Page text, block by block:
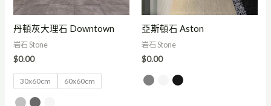
丹頓灰大理石 Downtown
岩石 Stone
$0.00
30x60cm 60x60cm
亞斯頓石 Aston
岩石 Stone
$0.00